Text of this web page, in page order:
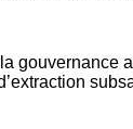
gouvernance